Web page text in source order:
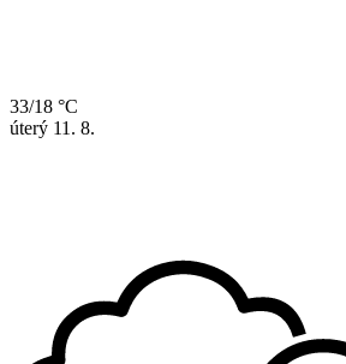
33/18 °C
úterý 11. 8.